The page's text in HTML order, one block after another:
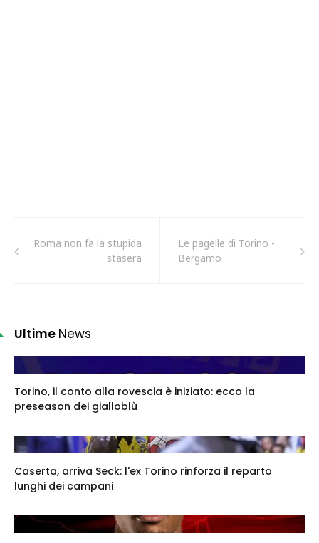
Roma non fa la stupida
stasera
Le pagelle di Torino -
Bergamo
Ultime News
Torino, il conto alla rovescia è iniziato: ecco la
preseason dei gialloblù
Caserta, arriva Seck: l'ex Torino rinforza il reparto
lunghi dei campani